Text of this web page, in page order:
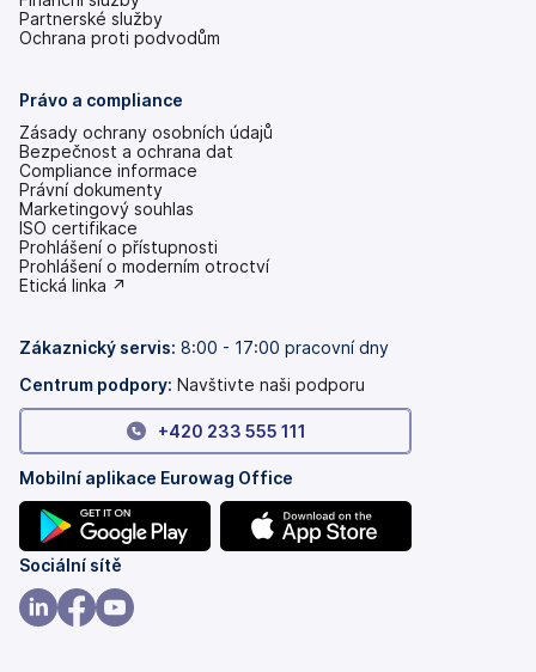
Partnerské služby
Ochrana proti podvodům
Právo a compliance
Zásady ochrany osobních údajů
Bezpečnost a ochrana dat
Compliance informace
Právní dokumenty
Marketingový souhlas
ISO certifikace
Prohlášení o přístupnosti
(se
v
Prohlášení o moderním otroctví
(se
záložkách)
Etická linka ↗
Zákaznický servis: 8:00 - 17:00 pracovní dny
Centrum podpory: Navštivte naši podporu
+420 233 555 111
Mobilní aplikace Eurowag Office
(se
v
nových
Sociální sítě